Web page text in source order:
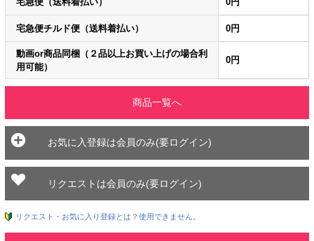
宅急便チルド便（送料着払い） 0円
動画or商品同梱（２品以上お買い上げの場合利
用可能）
0円
商品一覧へ
お気に入登録は会員のみ(要ログイン)
リクエストは会員のみ(要ログイン)
リクエスト・お気に入り登録とは？使用できません。